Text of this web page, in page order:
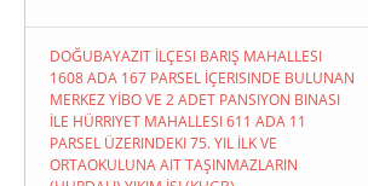
DOĞUBAYAZIT İLÇESI BARIŞ MAHALLESI
1608 ADA 167 PARSEL İÇERISINDE BULUNAN
MERKEZ YİBO VE 2 ADET PANSIYON BINASI
İLE HÜRRIYET MAHALLESI 611 ADA 11
PARSEL ÜZERINDEKI 75. YIL İLK VE
ORTAOKULUNA AIT TAŞINMAZLARIN